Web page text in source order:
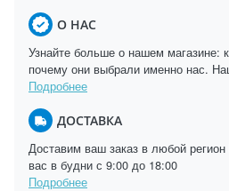
О НАС
Узнайте больше о нашем магазине:
почему они выбрали именно нас.
Подробнее
ДОСТАВКА
Доставим ваш заказ в любой
вас в будни с 9:00 до 18:00
Подробнее